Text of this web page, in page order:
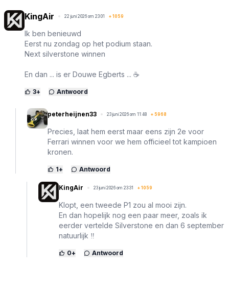
KingAir 22 juni 2026 om 23:01 + 1059
Ik ben benieuwd
Eerst nu zondag op het podium staan.
Next silverstone winnen
En dan ... is er Douwe Egberts ... ☕️
3+ Antwoord
peterheijnen33 23 juni 2026 om 11:48 + 5968
Precies, laat hem eerst maar eens zijn 2e voor
Ferrari winnen voor we hem officieel tot kampioen
kronen.
1+ Antwoord
KingAir 23 juni 2026 om 23:31 + 1059
Klopt, een tweede P1 zou al mooi zijn.
En dan hopelijk nog een paar meer, zoals ik
eerder vertelde Silverstone en dan 6 september
natuurlijk ‼️
0+ Antwoord